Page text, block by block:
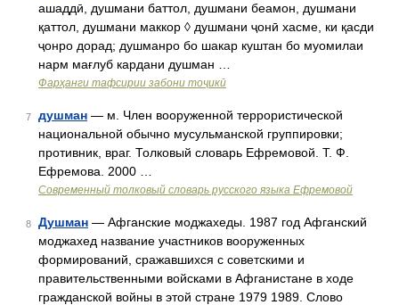
ашаддӣ, душмани баттол, душмани беамон, душмани
қаттол, душмани маккор ◊ душмани ҷонӣ хасме, ки қасди
ҷонро дорад; душманро бо шакар куштан бо муомилаи
нарм мағлуб кардани душман …
Фарҳанги тафсирии забони тоҷикӣ
7 душман — м. Член вооруженной террористической
национальной обычно мусульманской группировки;
противник, враг. Толковый словарь Ефремовой. Т. Ф.
Ефремова. 2000 …
Современный толковый словарь русского языка Ефремовой
8 Душман — Афганские моджахеды. 1987 год Афганский
моджахед название участников вооруженных
формирований, сражавшихся с советскими и
правительственными войсками в Афганистане в ходе
гражданской войны в этой стране 1979 1989. Слово